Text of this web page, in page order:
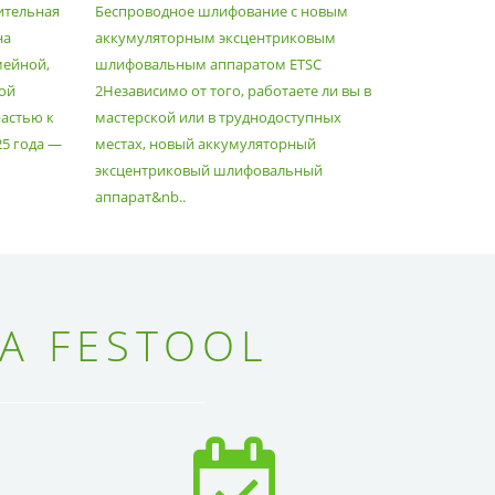
к
года —
АППАРАТОМ ETSC2
Беспроводное шлифование с новым
аккумуляторным эксцентриковым
шлифовальным аппаратом ETSC
2Независимо от того, работаете ли вы в
мастерской или в труднодоступных
местах, новый аккумуляторный
эксцентриковый шлифовальный
аппарат&nb..